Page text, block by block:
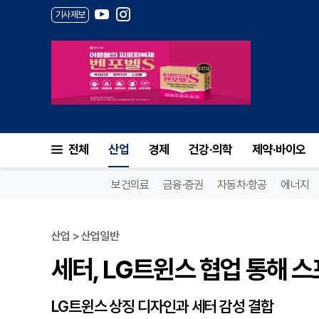
기사제보
전체 산업 경제 건강·의학 제약·바이오
보건의료 금융·증권 자동차·항공 에너지
산업 > 산업일반
세터, LG트윈스 협업 통해
LG트윈스 상징 디자인과 세터 감성 결합